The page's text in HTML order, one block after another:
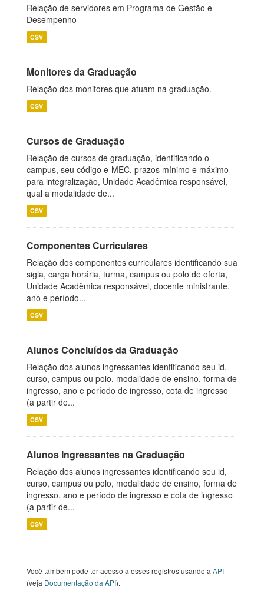
Relação de servidores em Programa de Gestão e
Desempenho
CSV
Monitores da Graduação
Relação dos monitores que atuam na graduação.
CSV
Cursos de Graduação
Relação de cursos de graduação, identificando o
campus, seu código e-MEC, prazos mínimo e máximo
para integralização, Unidade Acadêmica responsável,
qual a modalidade de...
CSV
Componentes Curriculares
Relação dos componentes curriculares identificando sua
sigla, carga horária, turma, campus ou polo de oferta,
Unidade Acadêmica responsável, docente ministrante,
ano e período...
CSV
Alunos Concluídos da Graduação
Relação dos alunos ingressantes identificando seu id,
curso, campus ou polo, modalidade de ensino, forma de
ingresso, ano e período de ingresso, cota de ingresso
(a partir de...
CSV
Alunos Ingressantes na Graduação
Relação dos alunos ingressantes identificando seu id,
curso, campus ou polo, modalidade de ensino, forma de
ingresso, ano e período de ingresso e cota de ingresso
(a partir de...
CSV
Você também pode ter acesso a esses registros usando a API
(veja Documentação da API).